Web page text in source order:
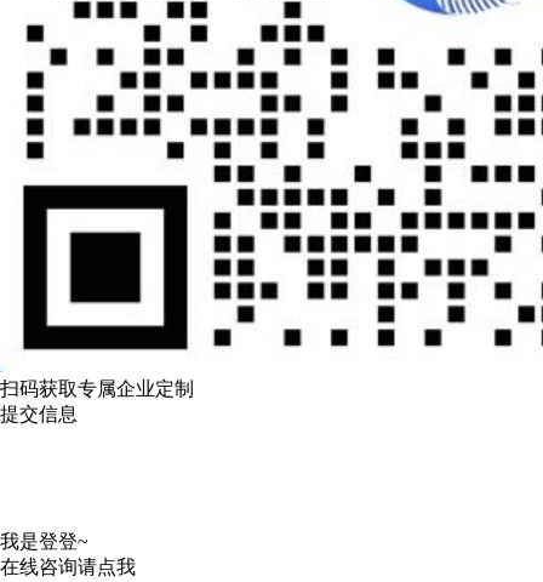
扫码获取专属企业定制
提交信息
我是登登~
在线咨询请点我